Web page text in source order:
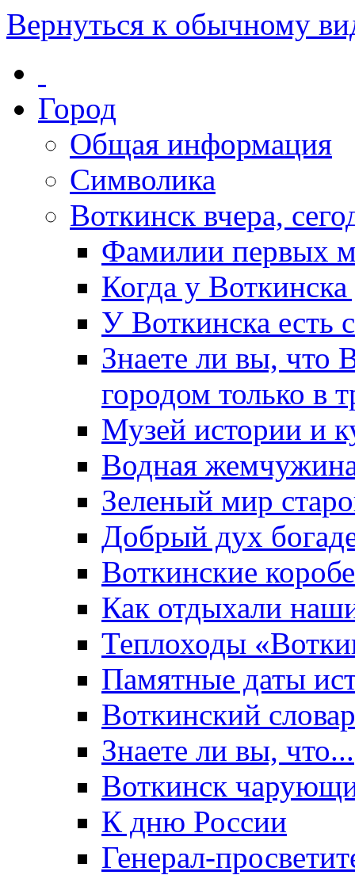
Вернуться к обычному
Город
Общая информация
Символика
Воткинск вчера,
Фамилии первых
Когда у
У Воткинска есть
Знаете ли вы, что
городом только в
Музей истории и
Водная
Зеленый мир
Добрый дух
Воткинские
Как отдыхали
Теплоходы
Памятные даты
Воткинский
Знаете ли вы, что...
Воткинск
К дню России
Генерал-